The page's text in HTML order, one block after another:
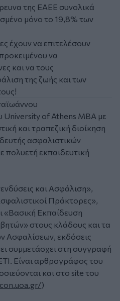
της ΕΑΕΕ συνολικά
μόνο το 19,8% των
έχουν να επιτελέσουν
να
και να τους
της ζωής και των
University of Athens MBA με
και τραπεζική διοίκηση
ασφαλιστικών
πολυετή εκπαιδευτική
και Ασφάλιση»,
Πράκτορες»,
«Βασική Εκπαίδευση
στους κλάδους και τα
Ασφαλίσεων, εκδόσεις
συμμετάσχει στη συγγραφή
Είναι αρθρογράφος του
και στο site του
)